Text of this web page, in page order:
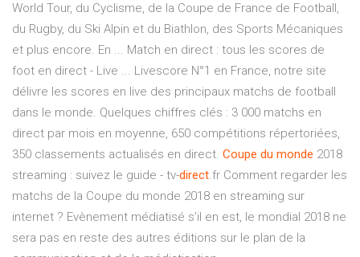
World Tour, du Cyclisme, de la Coupe de France de Football,
du Rugby, du Ski Alpin et du Biathlon, des Sports Mécaniques
et plus encore. En ... Match en direct : tous les scores de
foot en direct - Live ... Livescore N°1 en France, notre site
délivre les scores en live des principaux matchs de football
dans le monde. Quelques chiffres clés : 3 000 matchs en
direct par mois en moyenne, 650 compétitions répertoriées,
350 classements actualisés en direct. Coupe du monde 2018
streaming : suivez le guide - tv-direct.fr Comment regarder les
matchs de la Coupe du monde 2018 en streaming sur
internet ? Evènement médiatisé s’il en est, le mondial 2018 ne
sera pas en reste des autres éditions sur le plan de la